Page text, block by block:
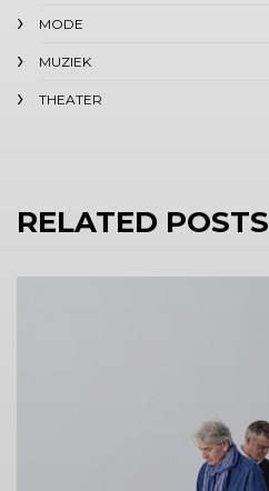
MODE
MUZIEK
THEATER
RELATED POSTS